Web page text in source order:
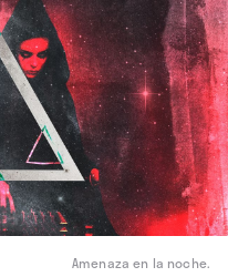
Amenaza en la noche.